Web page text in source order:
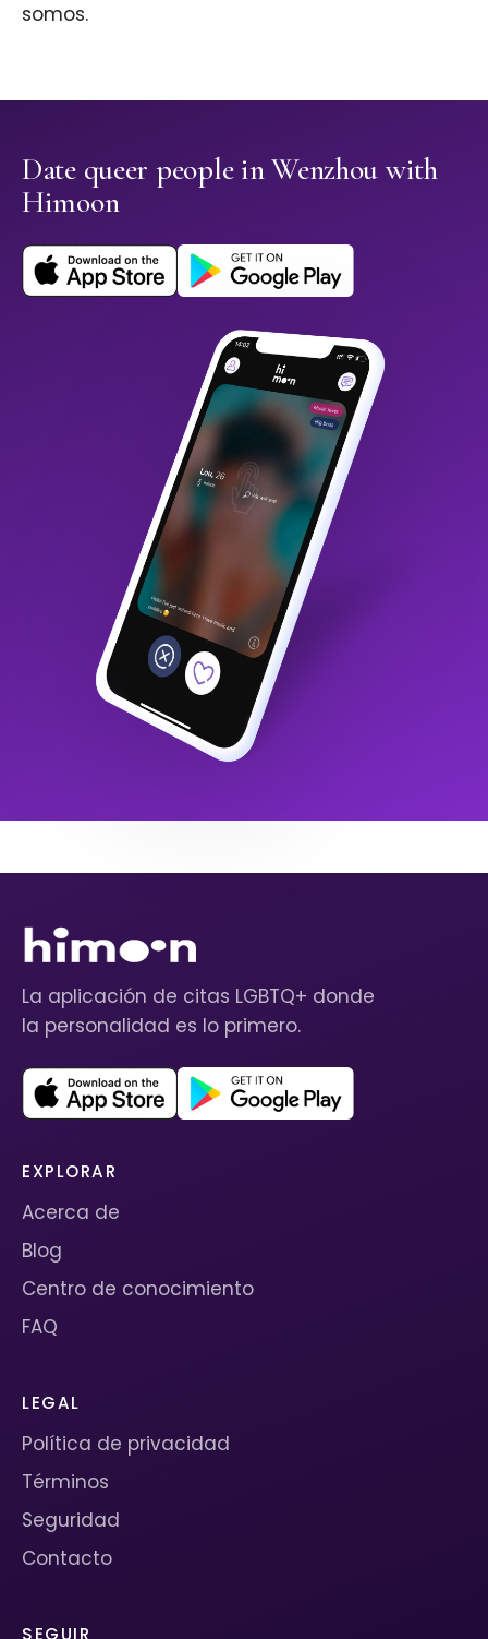
somos.
Date queer people in Wenzhou with
Himoon
La aplicación de citas LGBTQ+ donde
la personalidad es lo primero.
EXPLORAR
Acerca de
Blog
Centro de conocimiento
FAQ
LEGAL
Política de privacidad
Términos
Seguridad
Contacto